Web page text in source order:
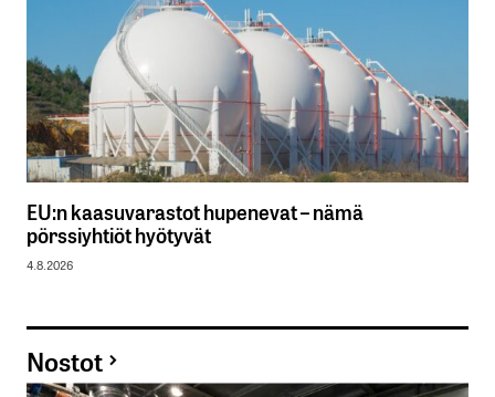
EU:n kaasuvarastot hupenevat – nämä
pörssiyhtiöt hyötyvät
4.8.2026
Nostot